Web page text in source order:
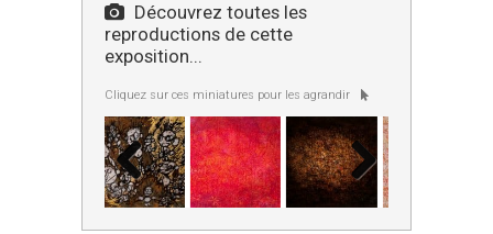
Découvrez toutes les
reproductions de cette
exposition...
Cliquez sur ces miniatures pour les agrandir